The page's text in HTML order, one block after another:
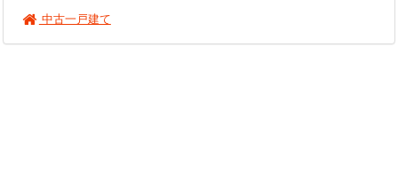
中古一戸建て